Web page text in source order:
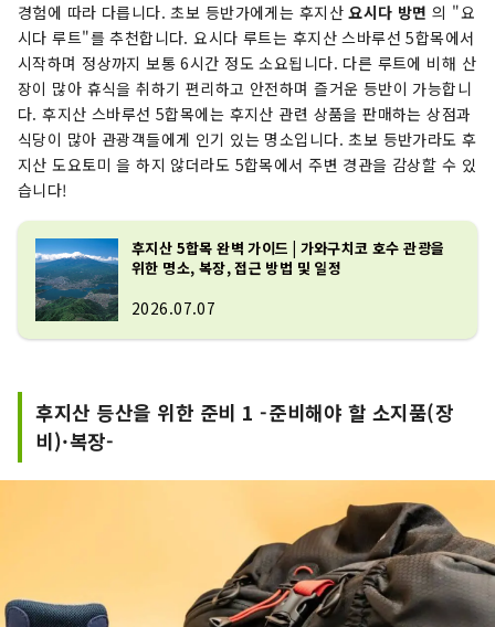
경험에 따라 다릅니다. 초보 등반가에게는 후지산요시다 방면 의 "요
시다 루트"를 추천합니다. 요시다 루트는 후지산 스바루선 5합목에서
시작하며 정상까지 보통 6시간 정도 소요됩니다. 다른 루트에 비해 산
장이 많아 휴식을 취하기 편리하고 안전하며 즐거운 등반이 가능합니
다. 후지산 스바루선 5합목에는 후지산 관련 상품을 판매하는 상점과
식당이 많아 관광객들에게 인기 있는 명소입니다. 초보 등반가라도 후
지산 도요토미 을 하지 않더라도 5합목에서 주변 경관을 감상할 수 있
습니다!
후지산 5합목 완벽 가이드 | 가와구치코 호수 관광을
위한 명소, 복장, 접근 방법 및 일정
2026.07.07
후지산 등산을 위한 준비 1 -준비해야 할 소지품(장
비)·복장-